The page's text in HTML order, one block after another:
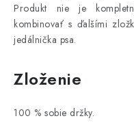
Produkt nie je
kombinovať s ďalšími
jedálnička psa.
Zloženie
100 % sobie držky.